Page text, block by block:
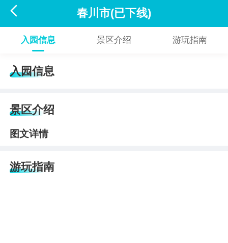
 春川市(已下线)
入园信息 景区介绍 游玩指南
入园信息
景区介绍
图文详情
游玩指南